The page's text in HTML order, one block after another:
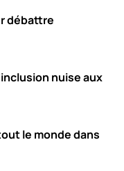
débattre
nuise aux
le monde dans